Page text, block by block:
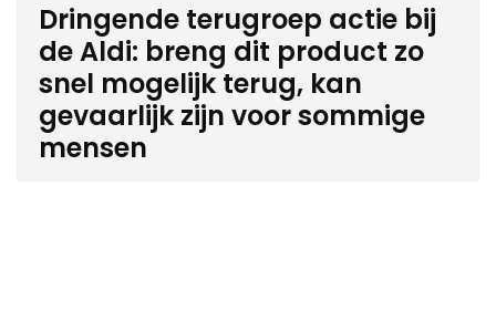
Dringende terugroep actie bij
de Aldi: breng dit product zo
snel mogelijk terug, kan
gevaarlijk zijn voor sommige
mensen